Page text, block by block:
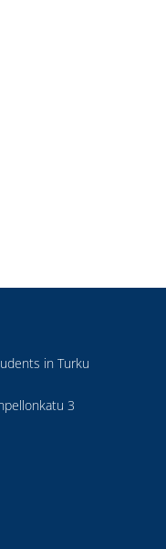
in Turku
3